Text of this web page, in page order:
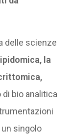
delle scienze
lipidomica, la
di bio analitica
singolo